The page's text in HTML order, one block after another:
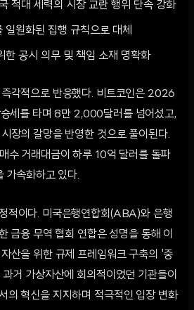
적대 세력의 시장 교란 행위 단속 강화
일원화된 집행 규칙으로 대체
한 공시 의무 및 책임 소재 명확화
각적으로 반응했다. 비트코인은 2026
세를 타며 8만 2,000달러를 넘어섰고,
장의 갈망을 반영한 것으로 풀이된다.
수 거래대금이 하루 10억 달러를 돌파
가속화하고 있다.
적이다. 미국은행연합회(ABA)와 은행
금융 무역 협회 연합은 성명을 통해 이
산을 위한 규제 프레임워크 구축의 '중
거 가상자산에 회의적이었던 기관들이
의 혁신을 지지하며 적극적인 입장 변화